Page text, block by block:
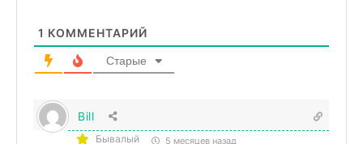
1 КОММЕНТАРИЙ
Старые
Bill
Бывалый 5 месяцев назад